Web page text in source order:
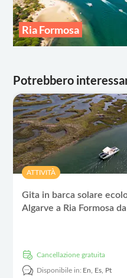
Ria Formosa
Potrebbero
ATTIVITÀ
Gita in barca solare
Algarve a Ria Formosa
Cancellazione gratuita
Disponibile in: En, Es, Pt